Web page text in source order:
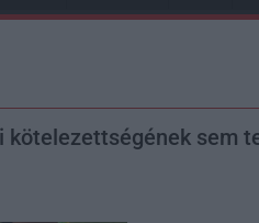
kötelezettségének sem